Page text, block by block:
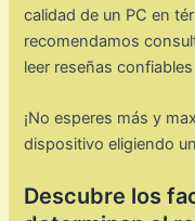
calidad de un PC en
recomendamos
leer reseñas
¡No esperes más y
dispositivo eligiendo
Descubre los